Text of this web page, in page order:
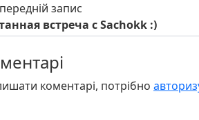
запис
встреча с Sachokk :)
коментарі, потрібно